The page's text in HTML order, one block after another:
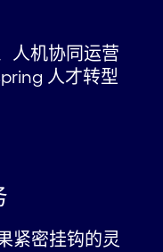
人机协同运营
人才转型
紧密挂钩的灵